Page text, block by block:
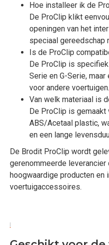
Hoe installeer ik de
De ProClip klikt
openingen van het
speciaal gereedschap
Is de ProClip
De ProClip is
Serie en G-Serie,
voor andere voertuigen.
Van welk materiaal is
De ProClip is gemaakt
ABS/Acetaal plastic,
en een lange
De Brodit ProClip wordt
gerenommeerde
hoogwaardige producten
voertuigaccessoires.